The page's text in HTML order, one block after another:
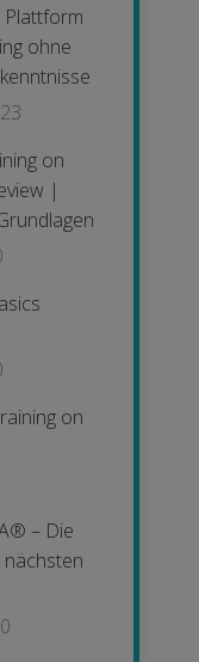
Plattform
ohne
on
|
on
– Die